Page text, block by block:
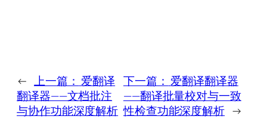
← 上一篇： 爱翻译
翻译器——文档批注
与协作功能深度解析
下一篇： 爱翻译翻译器
——翻译批量校对与一致
性检查功能深度解析 →